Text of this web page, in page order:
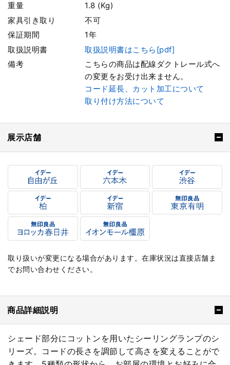
重量
1.8 (Kg)
家具引き取り
不可
保証期間
1年
取扱説明書
取扱説明書はこちら[pdf]
備考
こちらの商品は配線ダクトレール式へ
の変更をお受け出来ません。
コード延長、カット加工について
取り付け方法について
展示店舗
取り扱いが変更になる場合があります。在庫状況は直接店舗ま
でお問い合わせください。
商品詳細説明
シェード部分にコットンを用いたシーリングランプのシ
リーズ。コードの長さを調節して高さを変えることがで